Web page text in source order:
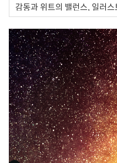
감동과 위트의 밸런스, 일러